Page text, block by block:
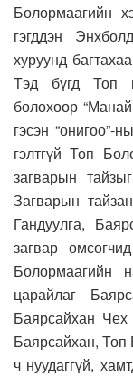
Болормаагийн
гэгддэн
хуруунд
Тэд бүгд Топ
болохоор
гэсэн “онигоо”-
гэлтгүй Топ
загварын
Загварын
Гандуулга,
загвар
Болормаагийн
царайлаг
Баярсайхан Чех
Баярсайхан, Топ
ч нуудаггүй,